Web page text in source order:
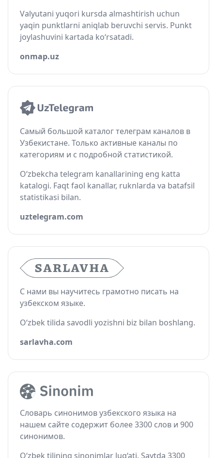
Valyutani yuqori kursda almashtirish uchun
yaqin punktlarni aniqlab beruvchi servis. Punkt
joylashuvini kartada ko‘rsatadi.
onmap.uz
Самый большой каталог телеграм каналов в
Узбекистане. Только активные каналы по
категориям и с подробной статистикой.
O‘zbekcha telegram kanallarining eng katta
katalogi. Faqt faol kanallar, ruknlarda va batafsil
statistikasi bilan.
uztelegram.com
С нами вы научитесь грамотно писать на
узбекском языке.
O‘zbek tilida savodli yozishni biz bilan boshlang.
sarlavha.com
Словарь синонимов узбекского языка на
нашем сайте содержит более 3300 слов и 900
синонимов.
O‘zbek tilining sinonimlar lug‘ati. Saytda 3300